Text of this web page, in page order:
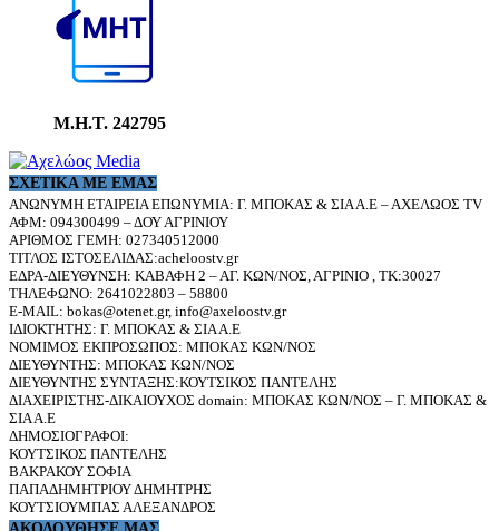
Μ.Η.Τ. 242795
ΣΧΕΤΙΚΆ ΜΕ ΕΜΆΣ
ΑΝΩΝΥΜΗ ΕΤΑΙΡΕΙΑ ΕΠΩΝΥΜΙΑ: Γ. ΜΠΟΚΑΣ & ΣΙΑ Α.Ε – ΑΧΕΛΩΟΣ TV
ΑΦΜ: 094300499 – ΔΟΥ ΑΓΡΙΝΙΟΥ
ΑΡΙΘΜΟΣ ΓΕΜΗ: 027340512000
ΤΙΤΛΟΣ ΙΣΤΟΣΕΛΙΔΑΣ:acheloostv.gr
ΕΔΡΑ-ΔΙΕΥΘΥΝΣΗ: ΚΑΒΑΦΗ 2 – ΑΓ. ΚΩΝ/ΝΟΣ, ΑΓΡΙΝΙΟ , ΤΚ:30027
ΤΗΛΕΦΩΝΟ: 2641022803 – 58800
E-MAIL: bokas@otenet.gr, info@axeloostv.gr
ΙΔΙΟΚΤΗΤΗΣ: Γ. ΜΠΟΚΑΣ & ΣΙΑ Α.Ε
ΝΟΜΙΜΟΣ ΕΚΠΡΟΣΩΠΟΣ: ΜΠΟΚΑΣ ΚΩΝ/ΝΟΣ
ΔΙΕΥΘΥΝΤΗΣ: ΜΠΟΚΑΣ ΚΩΝ/ΝΟΣ
ΔΙΕΥΘΥΝΤΗΣ ΣΥΝΤΑΞΗΣ:ΚΟΥΤΣΙΚΟΣ ΠΑΝΤΕΛΗΣ
ΔΙΑΧΕΙΡΙΣΤΗΣ-ΔΙΚΑΙΟΥΧΟΣ domain: ΜΠΟΚΑΣ ΚΩΝ/ΝΟΣ – Γ. ΜΠΟΚΑΣ &
ΣΙΑ Α.Ε
ΔΗΜΟΣΙΟΓΡΑΦΟΙ:
ΚΟΥΤΣΙΚΟΣ ΠΑΝΤΕΛΗΣ
ΒΑΚΡΑΚΟΥ ΣΟΦΙΑ
ΠΑΠΑΔΗΜΗΤΡΙΟΥ ΔΗΜΗΤΡΗΣ
ΚΟΥΤΣΙΟΥΜΠΑΣ ΑΛΕΞΑΝΔΡΟΣ